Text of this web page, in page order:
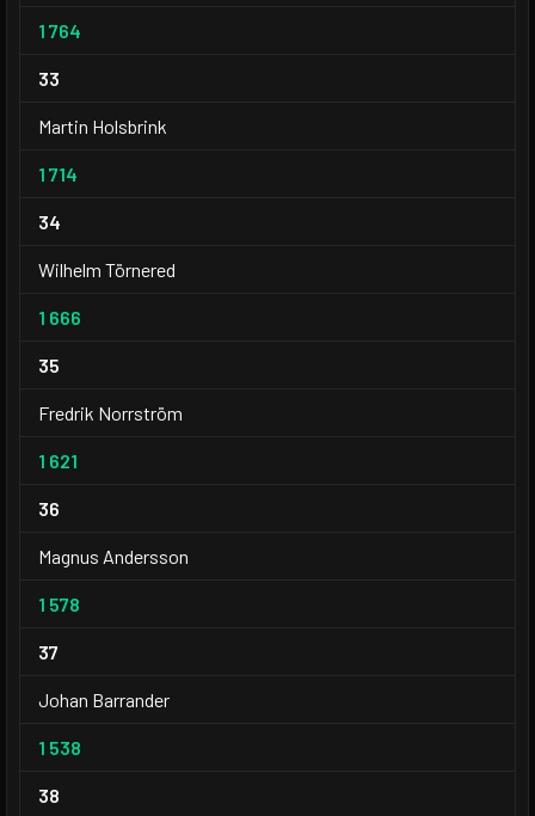
1 764
33
Martin Holsbrink
1 714
34
Wilhelm Törnered
1 666
35
Fredrik Norrström
1 621
36
Magnus Andersson
1 578
37
Johan Barrander
1 538
38